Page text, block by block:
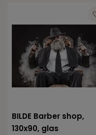
BILDE Barber shop,
130x90, glas